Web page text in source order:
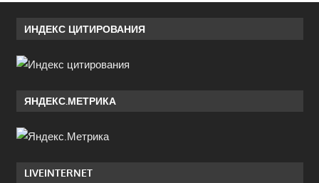
ИНДЕКС ЦИТИРОВАНИЯ
ЯНДЕКС.МЕТРИКА
LIVEINTERNET